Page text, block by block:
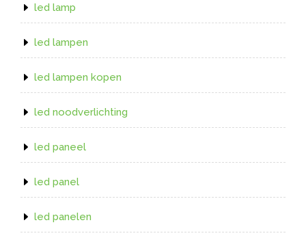
led lamp
led lampen
led lampen kopen
led noodverlichting
led paneel
led panel
led panelen